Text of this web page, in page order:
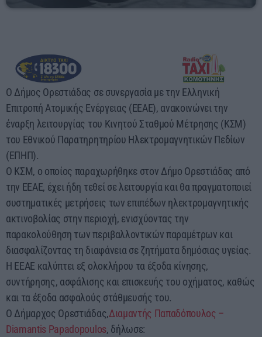
Ο Δήμος Ορεστιάδας σε συνεργασία με την Ελληνική
Επιτροπή Ατομικής Ενέργειας (ΕΕΑΕ), ανακοινώνει την
έναρξη λειτουργίας του Κινητού Σταθμού Μέτρησης (ΚΣΜ)
του Εθνικού Παρατηρητηρίου Ηλεκτρομαγνητικών Πεδίων
(ΕΠΗΠ).
Ο ΚΣΜ, ο οποίος παραχωρήθηκε στον Δήμο Ορεστιάδας από
την ΕΕΑΕ, έχει ήδη τεθεί σε λειτουργία και θα πραγματοποιεί
συστηματικές μετρήσεις των επιπέδων ηλεκτρομαγνητικής
ακτινοβολίας στην περιοχή, ενισχύοντας την
παρακολούθηση των περιβαλλοντικών παραμέτρων και
διασφαλίζοντας τη διαφάνεια σε ζητήματα δημόσιας υγείας.
Η ΕΕΑΕ καλύπτει εξ ολοκλήρου τα έξοδα κίνησης,
συντήρησης, ασφάλισης και επισκευής του οχήματος, καθώς
και τα έξοδα ασφαλούς στάθμευσής του.
Ο Δήμαρχος Ορεστιάδας,Διαμαντής Παπαδόπουλος –
Diamantis Papadopoulos, δήλωσε: